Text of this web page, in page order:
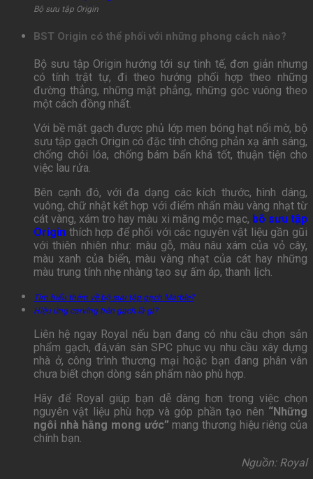
Bộ sưu tập Origin
BST Origin có thể phối với những phong cách nào?
Bộ sưu tập Origin hướng tới sự tinh tế, đơn giản nhưng
có tính trật tự, đi theo hướng phối hợp theo những
đường thẳng, những mặt phẳng, những góc vuông theo
một cách đồng nhất.
Với bề mặt gạch được phủ lớp men bóng hạt nổi mờ, bộ
sưu tập gạch Origin có đặc tính chống phản xạ ánh sáng,
chống chói lóa, chống bám bẩn khá tốt, thuận tiện cho
việc lau rửa.
Bên cạnh đó, với đa dạng các kích thước, hình dáng,
vuông, chữ nhật kết hợp với điểm nhấn màu vàng nhạt từ
cát vàng, xám tro hay màu xi măng mộc mạc, bô sưu tập
Origin thích hợp để phối với các nguyên vật liệu gần gũi
với thiên nhiên như: màu gỗ, màu nâu xám của vỏ cây,
màu xanh của biển, màu vàng nhạt của cát hay những
màu trung tính nhẹ nhàng tạo sự ấm áp, thanh lịch.
Tìm hiểu thêm về bộ sưu tập gạch Marble?
Hiệu ứng carving trên gạch là gì?
Liên hệ ngay Royal nếu bạn đang có nhu cầu chọn sản
phẩm gạch, đá,ván sàn SPC phục vụ nhu cầu xây dựng
nhà ở, công trình thương mại hoặc bạn đang phân vân
chưa biết chọn dòng sản phẩm nào phù hợp.
Hãy để Royal giúp bạn dễ dàng hơn trong việc chọn
nguyên vật liệu phù hợp và góp phần tạo nên “Những
ngôi nhà hằng mong ước” mang thương hiệu riêng của
chính bạn.
Nguồn: Royal